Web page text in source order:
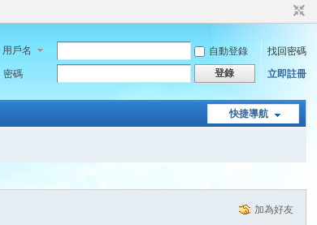
用戶名 自動登錄
找回密碼
密碼
登錄 立即註冊
快捷導航
加為好友